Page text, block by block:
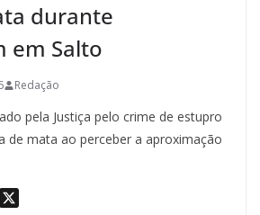
durante
em Salto
Redação
pela Justiça pelo crime de estupro
de mata ao perceber a aproximação